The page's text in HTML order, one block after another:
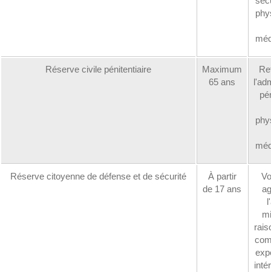
Réserve civile pénitentiaire
Maximum
65 ans
Réserve citoyenne de défense et de sécurité
À partir
de 17 ans